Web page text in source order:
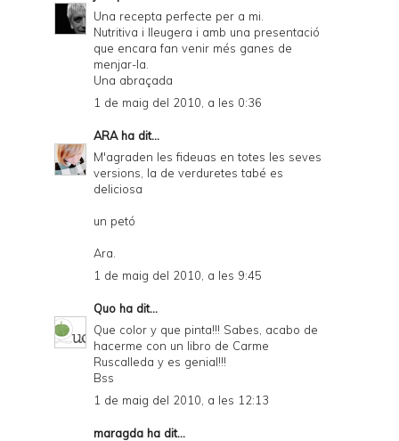
Una recepta perfecte per a mi.
Nutritiva i lleugera i amb una presentació
que encara fan venir més ganes de
menjar-la.
Una abraçada
1 de maig del 2010, a les 0:36
ARAha dit...
M'agraden les fideuas en totes les seves
versions, la de verduretes tabé es
deliciosa
un petó
Ara.
1 de maig del 2010, a les 9:45
Quo ha dit...
Que color y que pinta!!! Sabes, acabo de
hacerme con un libro de Carme
Ruscalleda y es genial!!!
Bss
1 de maig del 2010, a les 12:13
maragda ha dit...